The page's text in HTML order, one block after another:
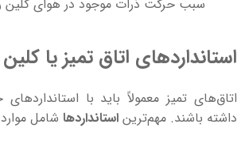
سبب حرکت ذرات موجود در هوای کلين
استانداردهای اتاق تمیز یا
اتاق‌های تمیز معمولاً باید با
داشته باشند. مهم‌ترین استانداردها شامل